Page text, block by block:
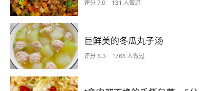
评分 7.0 131 人做过
巨鲜美的冬瓜丸子汤
评分 8.3 1768 人做过